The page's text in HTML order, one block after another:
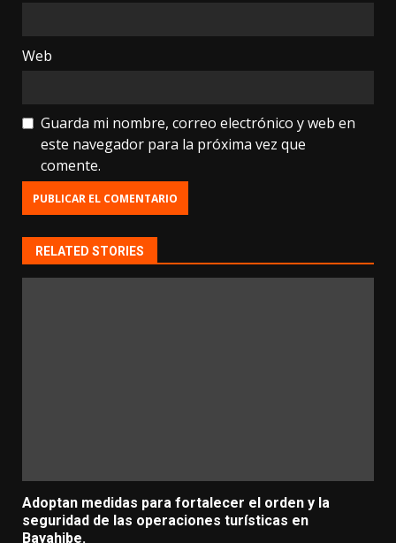
Web
Guarda mi nombre, correo electrónico y web en
este navegador para la próxima vez que
comente.
RELATED STORIES
Adoptan medidas para fortalecer el orden y la
seguridad de las operaciones turísticas en
Bayahibe.